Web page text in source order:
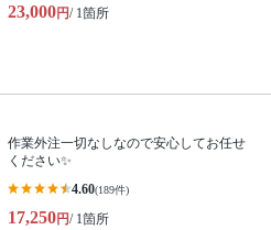
23,000円/ 1箇所
作業外注一切なしなので安心してお任せ
ください✨
4.60(189件)
17,250円/ 1箇所